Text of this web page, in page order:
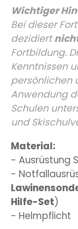
Wichtiger
Bei dieser
dezidiert
Fortbildung.
Kenntnissen
persönlichen
Anwendung
Schulen
und
Material:
- Ausrüstung
-
Hilfe-Set)
- Helmpflicht